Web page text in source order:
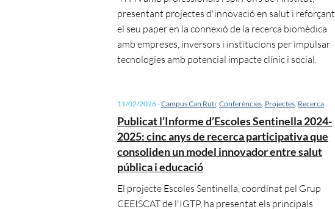
presentant projectes d'innovació en salut i reforçant
el seu paper en la connexió de la recerca biomèdica
amb empreses, inversors i institucions per impulsar
tecnologies amb potencial impacte clínic i social.
11/02/2026-Campus Can Ruti, Conferències, Projectes, Recerca
Publicat l’Informe d’Escoles Sentinella 2024-
2025: cinc anys de recerca participativa que
consoliden un model innovador entre salut
pública i educació
El projecte Escoles Sentinella, coordinat pel Grup
CEEISCAT de l'IGTP, ha presentat els principals